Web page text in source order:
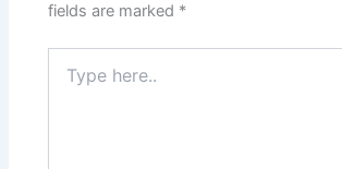
fields are marked *
here..